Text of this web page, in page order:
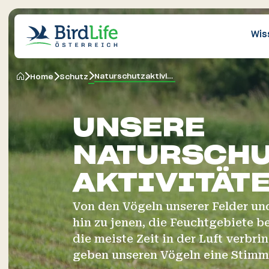
Vogelarten in
Artenliste
Lebensräume Vogel
Vogelbestimmung Vogel-
Naturschutz­
Forschung und
Monitoring
Citizen Science
Projekt­berichte und
Studien
Veranstaltungen
Vogelbeobachtung
Ausrüstung
Vogelfreundlicher
Vogelschutz an
Gebäuden
Vögel füttern und
tränken
Vogel gefunden: Was
nun?
UNSERE
Von den Vögeln unserer Felder
hin zu jenen, die Feuchtgebiete
die meiste Zeit in der Luft
geben unseren Vögeln eine
Home Schutz Naturschutz­aktivitäten